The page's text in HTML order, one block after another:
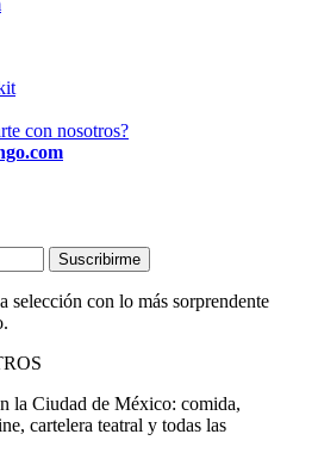
con nosotros?
Suscribirme
selección con lo más sorprendente
la Ciudad de México: comida,
cartelera teatral y todas las